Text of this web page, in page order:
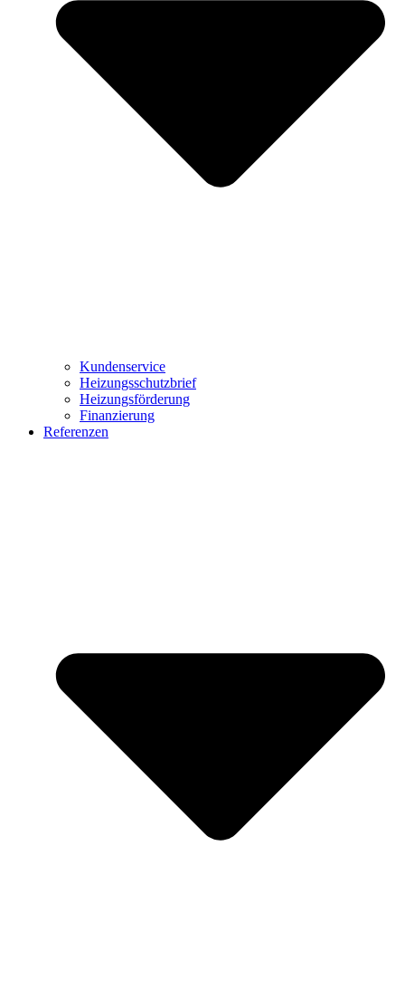
Kundenservice
Heizungsschutzbrief
Heizungsförderung
Finanzierung
Referenzen